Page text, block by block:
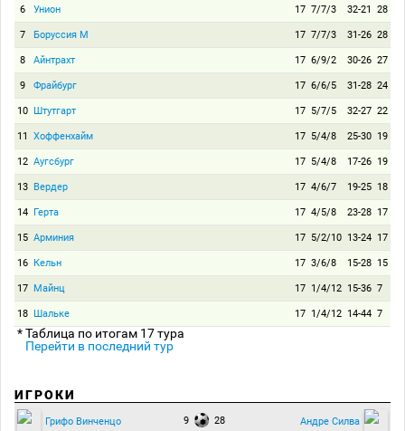
6 Унион 17 7/7/3 32-21 28
7 Боруссия М 17 7/7/3 31-26 28
8 Айнтрахт 17 6/9/2 30-26 27
9 Фрайбург 17 6/6/5 31-28 24
10 Штутгарт 17 5/7/5 32-27 22
11 Хоффенхайм 17 5/4/8 25-30 19
12 Аугсбург 17 5/4/8 17-26 19
13 Вердер 17 4/6/7 19-25 18
14 Герта 17 4/5/8 23-28 17
15 Арминия 17 5/2/10 13-24 17
16 Кельн 17 3/6/8 15-28 15
17 Майнц 17 1/4/12 15-36 7
18 Шальке 17 1/4/12 14-44 7
* Таблица по итогам 17 тура
Перейти в последний тур
ИГРОКИ
Грифо Винченцо 9 28 Андре Силва